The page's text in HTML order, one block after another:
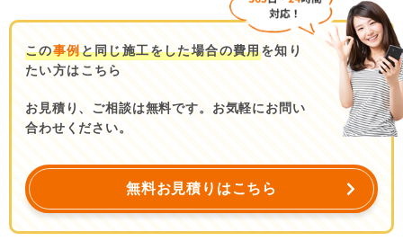
この事例と同じ施工をした場合の費用を知り
たい方はこちら
お見積り、ご相談は無料です。お気軽にお問い
合わせください。
無料お見積りはこちら